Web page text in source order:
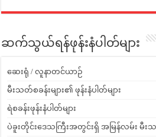
ဆက်သွယ်ရန်ဖုန်းနံပါတ်များ
ဆေးရုံ / လူနာတင်ယာဉ်
မီးသတ်စခန်းများ၏ ဖုန်းနံပါတ်များ
ရဲစခန်းဖုန်းနံပါတ်များ
ပဲခူးတိုင်းဒေသကြီးအတွင်းရှိ အမြန်လမ်း မီးသ